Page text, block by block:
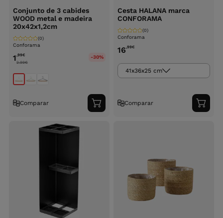
Conjunto de 3 cabides
WOOD metal e madeira
20x42x1,2cm
Conforama
(0)
1,99€
2.99€
-30%
Comparar
Adicionar
ao
Cesta HALANA marca
CONFORAMA
Conforama
(0)
16,99€
41x36x25 cm
Comparar
ao